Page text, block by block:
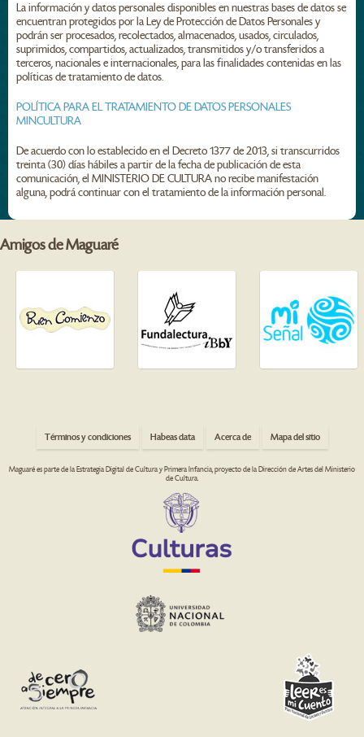
La información y datos personales disponibles en nuestras bases de datos se
encuentran protegidos por la Ley de Protección de Datos Personales y
podrán ser procesados, recolectados, almacenados, usados, circulados,
suprimidos, compartidos, actualizados, transmitidos y/o transferidos a
terceros, nacionales e internacionales, para las finalidades contenidas en las
políticas de tratamiento de datos.
POLÍTICA PARA EL TRATAMIENTO DE DATOS PERSONALES
MINCULTURA
De acuerdo con lo establecido en el Decreto 1377 de 2013, si transcurridos
treinta (30) días hábiles a partir de la fecha de publicación de esta
comunicación, el MINISTERIO DE CULTURA no recibe manifestación
alguna, podrá continuar con el tratamiento de la información personal.
Amigos de Maguaré
Términos y condiciones Habeas data Acerca de Mapa del sitio
Maguaré es parte de la Estrategia Digital de Cultura y Primera Infancia, proyecto de la Dirección de Artes del Ministerio
de Cultura.